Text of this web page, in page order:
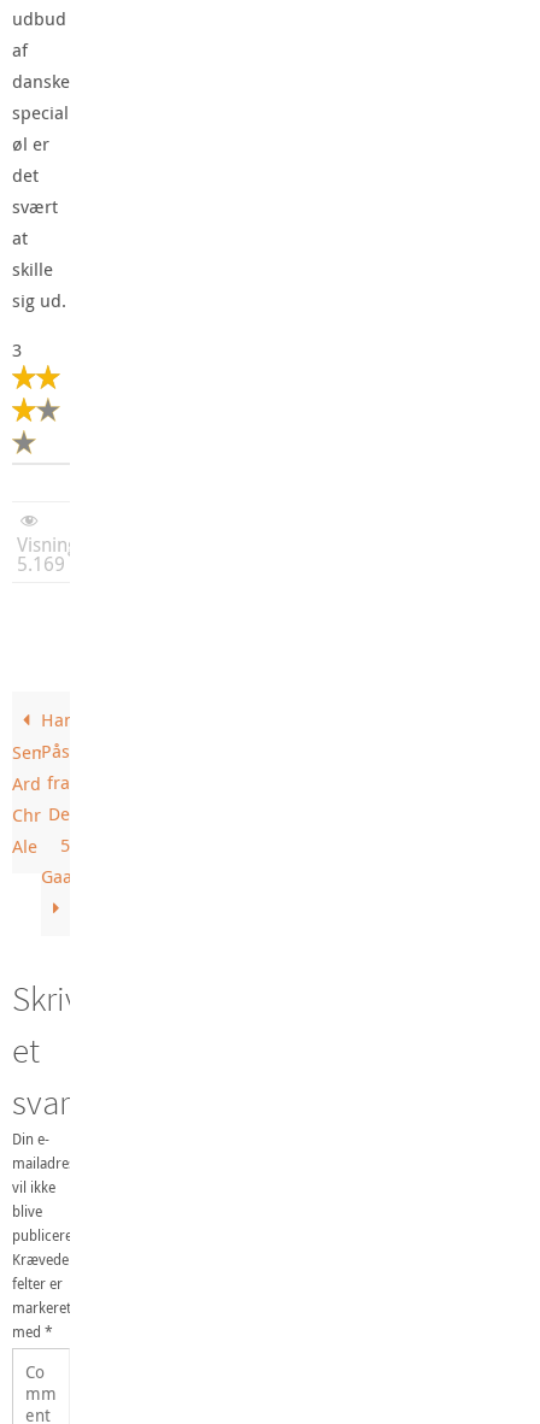
udbud
af
danske
special
øl er
det
svært
at
skille
sig ud.
3
Visninger:
5.169
Semper
Ardens
Christmas
Ale
Hannibal
Påskebryg
fra
De
5
Gaarde
Skriv
et
svar
Din e-
mailadresse
vil ikke
blive
publiceret.
Krævede
felter er
markeret
med *